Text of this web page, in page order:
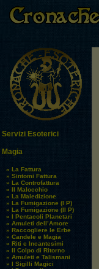
Servizi Esoterici
Magia
» La Fattura
» Sintomi Fattura
» La Controfattura
» Il Malocchio
» La Maledizione
» La Fumigazione (I P)
» La Fumigazione (II P)
» I Pentacoli Planetari
» Amuleti dell’Amore
» Raccogliere le Erbe
» Candele e Magia
» Riti e Incantesimi
» Il Colpo di Ritorno
» Amuleti e Talismani
» I Sigilli Magici